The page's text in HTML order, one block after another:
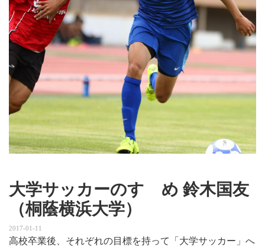
大学サッカーのすゝめ 鈴木国友
（桐蔭横浜大学）
2017-01-11
高校卒業後、それぞれの目標を持って「大学サッカー」へ